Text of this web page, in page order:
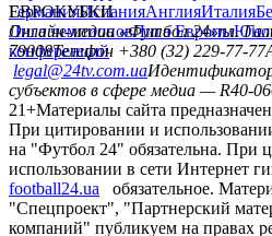
ГерманияИспанияАнглияИталия
ЕВРОКУБКИ
Лига чемпионовЛига Европы
конференций
Онлайн-медиа «Футбол 24»пл.
79008Телефон +380 (32) 229-77-77
legal@24tv.com.ua
субъектов в сфере медиа — R40-
21+Материалы сайта
При цитировании и
на "Футбол 24" обязательна. При
использовании в сети Интернет
football24.ua
обязательное.
"Спецпроект", "Партнерский
компаний" публикуем на правах